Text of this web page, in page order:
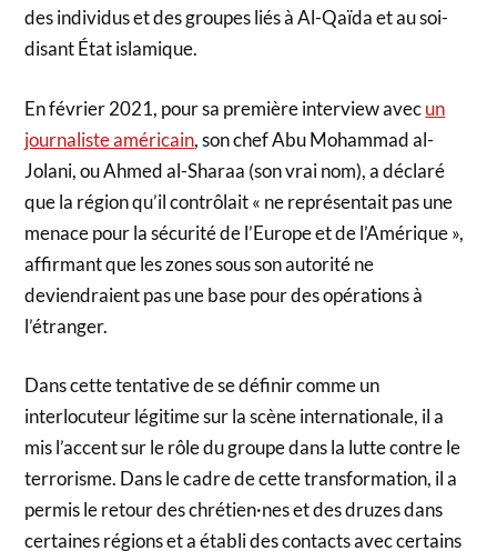
des individus et des groupes liés à Al-Qaïda et au soi-
disant État islamique.
En février 2021, pour sa première interview avecun
journaliste américain, son chef Abu Mohammad al-
Jolani, ou Ahmed al-Sharaa (son vrai nom), a déclaré
que la région qu’il contrôlait « ne représentait pas une
menace pour la sécurité de l’Europe et de l’Amérique »,
affirmant que les zones sous son autorité ne
deviendraient pas une base pour des opérations à
l’étranger.
Dans cette tentative de se définir comme un
interlocuteur légitime sur la scène internationale, il a
mis l’accent sur le rôle du groupe dans la lutte contre le
terrorisme. Dans le cadre de cette transformation, il a
permis le retour des chrétien·nes et des druzes dans
certaines régions et a établi des contacts avec certains